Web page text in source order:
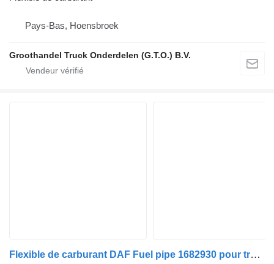
Pays-Bas, Hoensbroek
Groothandel Truck Onderdelen (G.T.O.) B.V.
Flexible de carburant DAF Fuel pipe 1682930 pour tracteur routier DAF XF105-460